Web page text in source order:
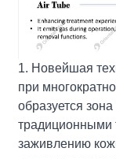
1. Новейшая
при
образуется
традиционными
заживлению